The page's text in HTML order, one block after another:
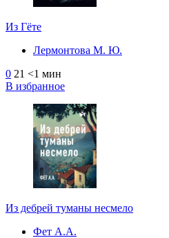
Из Гёте
Лермонтова М. Ю.
0 21 <1 мин
В избранное
Из дебрей туманы несмело
Фет А.А.